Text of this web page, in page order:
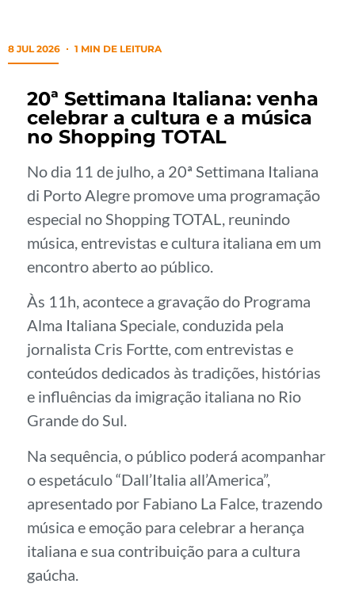
8 JUL 2026 1 MIN DE LEITURA
20ª Settimana Italiana: venha
celebrar a cultura e a música
no Shopping TOTAL
No dia 11 de julho, a 20ª Settimana Italiana
di Porto Alegre promove uma programação
especial no Shopping TOTAL, reunindo
música, entrevistas e cultura italiana em um
encontro aberto ao público.
Às 11h, acontece a gravação do Programa
Alma Italiana Speciale, conduzida pela
jornalista Cris Fortte, com entrevistas e
conteúdos dedicados às tradições, histórias
e influências da imigração italiana no Rio
Grande do Sul.
Na sequência, o público poderá acompanhar
o espetáculo “Dall’Italia all’America”,
apresentado por Fabiano La Falce, trazendo
música e emoção para celebrar a herança
italiana e sua contribuição para a cultura
gaúcha.